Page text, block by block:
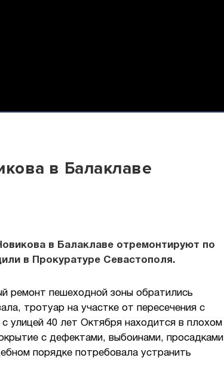
в Балаклаве
в Балаклаве отремонтируют по
в Прокуратуре Севастополя.
ремонт пешеходной зоны обратились
тротуар на участке от пересечения с
улицей 40 лет Октября находится в плохом
с дефектами, выбоинами, просадками
порядке потребовала устранить